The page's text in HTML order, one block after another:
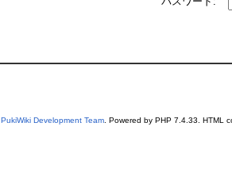
PukiWiki Development Team. Powered by PHP 7.4.33. HTML